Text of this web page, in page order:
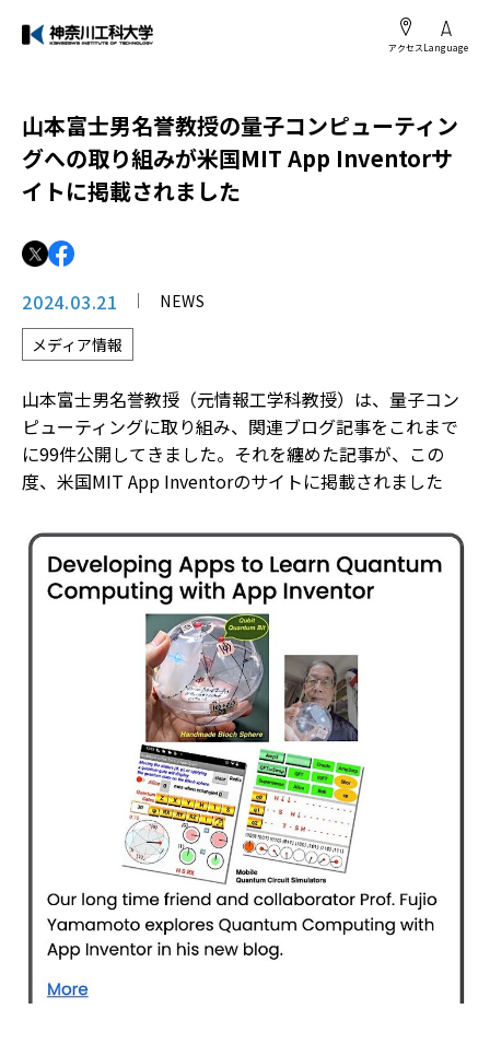
アクセスLanguage
山本富士男名誉教授の量子コンピューティン
グへの取り組みが米国MIT App Inventorサ
イトに掲載されました
2024.03.21
NEWS
メディア情報
山本富士男名誉教授（元情報工学科教授）は、量子コン
ピューティングに取り組み、関連ブログ記事をこれまで
に99件公開してきました。それを纏めた記事が、この
度、米国MIT App Inventorのサイトに掲載されました